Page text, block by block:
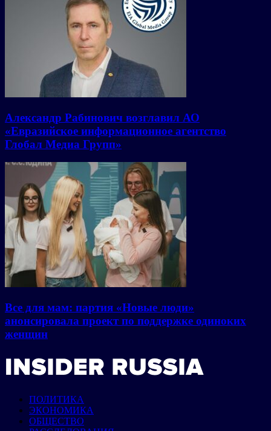
Александр Рабинович возглавил АО
«Евразийское информационное агентство
Глобал Медиа Групп»
Все для мам: партия «Новые люди»
анонсировала проект по поддержке одиноких
женщин
ПОЛИТИКА
ЭКОНОМИКА
ОБЩЕСТВО